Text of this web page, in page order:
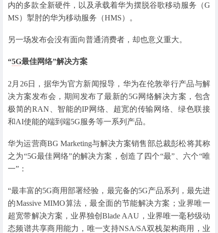
内的多款全新硬件，以及承载着华为摆脱谷歌移动服务（G
MS）掣肘的华为移动服务（HMS）。
另一场发布会没有面向普通消费者，却也意义重大。
“5G最佳网络”解决方案
2月26日，据华为官方新闻报导，华为在伦敦举行产品与解
决方案发布会，期间发布了最新的5G网络解决方案，包含
极简的RAN、智能的IP网络、超宽的传输网络、绿色联接
和AI使能的端到端5G服务等一系列产品。
华为运营商BG Marketing与解决方案销售部总裁彭松将其称
之为“5G最佳网络”的解决方案，创造了四个“最”、六个“唯
一”：
“最丰富的5G商用部署经验，最完备的5G产品系列，最先进
的Massive MIMO算法，最全面的节能解决方案；业界唯一
超宽带解决方案，业界独创Blade AAU，业界唯一毫秒级动
态频谱共享商用能力，唯一支持NSA/SA双栈架构商用，业